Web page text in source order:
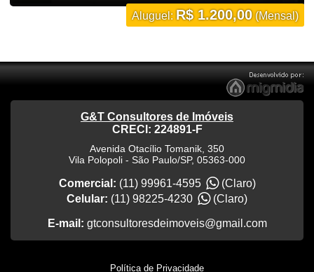
Aluguel: R$ 1.200,00(Mensal)
G&T Consultores de Imóveis
CRECI: 224891-F
Avenida Otacílio Tomanik, 350
Vila Polopoli - São Paulo/SP, 05363-000
Comercial: (11) 99961-4595
(Claro)
Celular: (11) 98225-4230 (Claro)
E-mail: gtconsultoresdeimoveis@gmail.com
Política de Privacidade